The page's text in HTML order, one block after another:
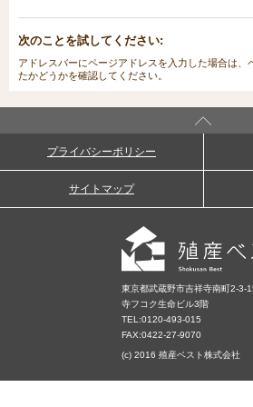
次のことを試してください:
アドレスバーにページアドレスを入力した場合は、
たかどうかを確認してください。
プライバシーポリシー
サイトマップ
東京都武蔵野市吉祥寺南町2-3-
寺フコク生命ビル3階
TEL:0120-493-015
FAX:0422-27-9070
(c) 2016 殖産ベスト株式会社